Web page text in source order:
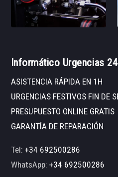
Informático Urgencias
ASISTENCIA RÁPIDA EN 1H
URGENCIAS FESTIVOS FIN DE
PRESUPUESTO ONLINE GRATIS
GARANTÍA DE REPARACIÓN
Tel:+34 692500286
WhatsApp:+34 692500286